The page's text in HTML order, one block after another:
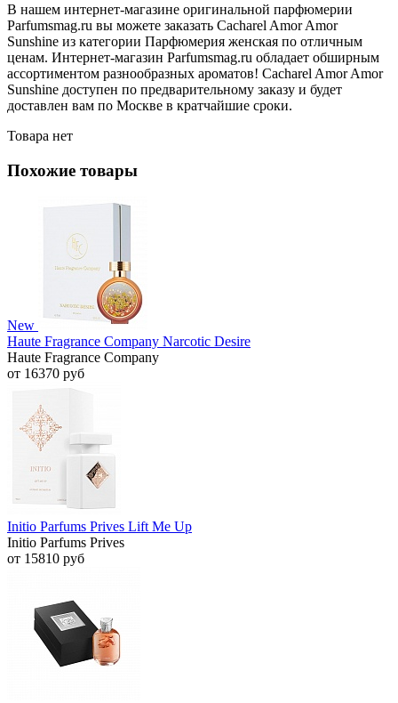
В нашем интернет-магазине оригинальной парфюмерии
Parfumsmag.ru вы можете заказать Cacharel Amor Amor
Sunshine из категории Парфюмерия женская по отличным
ценам. Интернет-магазин Parfumsmag.ru обладает обширным
ассортиментом разнообразных ароматов! Cacharel Amor Amor
Sunshine доступен по предварительному заказу и будет
доставлен вам по Москве в кратчайшие сроки.
Товара нет
Похожие товары
New
Haute Fragrance Company Narcotic Desire
Haute Fragrance Company
от 16370 руб
Initio Parfums Prives Lift Me Up
Initio Parfums Prives
от 15810 руб